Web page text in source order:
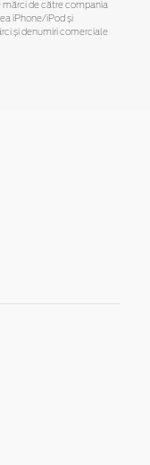
mărci de către compania
iPhone/iPod și
și denumiri comerciale